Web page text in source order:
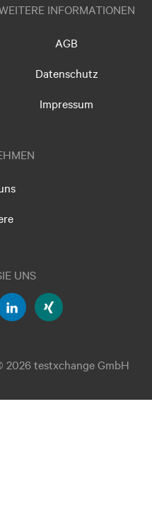
INFORMATIONEN
AGB
Datenschutz
Impressum
UNS
2026 testxchange GmbH